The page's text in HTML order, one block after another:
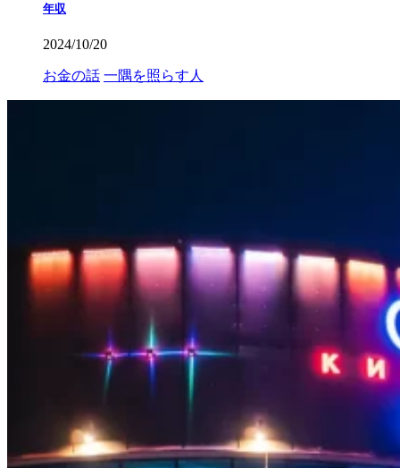
年収
2024/10/20
お金の話 一隅を照らす人